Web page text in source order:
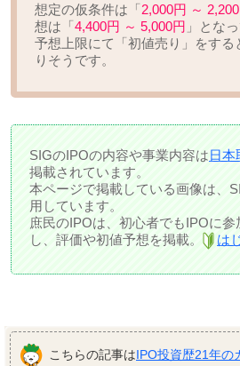
想定の仮条件は「2,000円 ～
想は「4,400円 ～ 5,000円 」とな
予想上限にて「初値売り」をする
りそうです。
SIGのIPOの内容や事業内容は日本
掲載されています。
本ページで掲載している画像は、
用しています。
庶民のIPOは、初心者でもIPOに
し、評価や初値予想を掲載。
は
こちらの記事はIPO投資歴21年の